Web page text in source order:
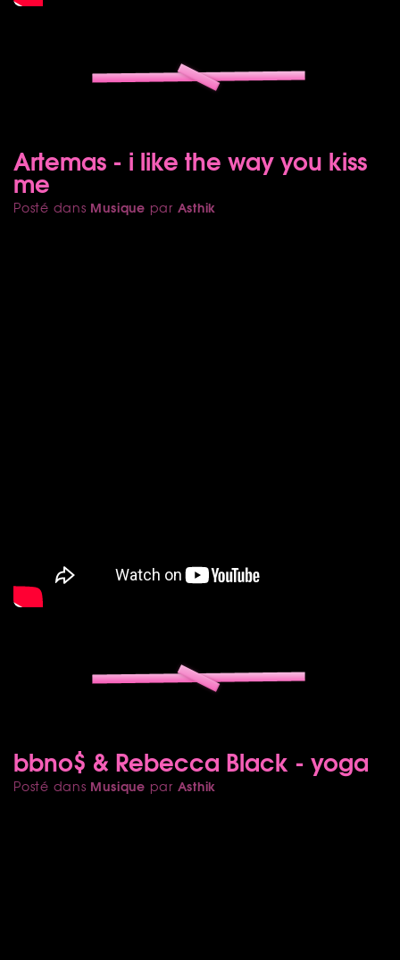
Artemas - i like the way you kiss
me
Posté dans Musique par Asthik
bbno$ & Rebecca Black - yoga
Posté dans Musique par Asthik